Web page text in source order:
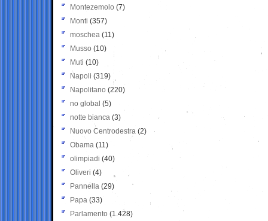
Montezemolo (7)
Monti (357)
moschea (11)
Musso (10)
Muti (10)
Napoli (319)
Napolitano (220)
no global (5)
notte bianca (3)
Nuovo Centrodestra (2)
Obama (11)
olimpiadi (40)
Oliveri (4)
Pannella (29)
Papa (33)
Parlamento (1.428)